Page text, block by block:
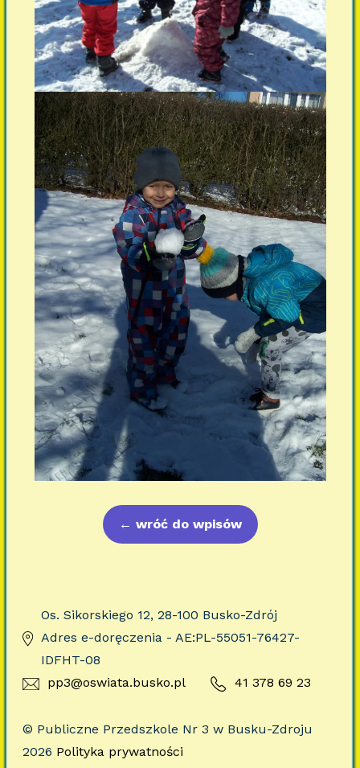
← wróć do wpisów
Os. Sikorskiego 12, 28-100 Busko-Zdrój
Adres e-doręczenia - AE:PL-55051-76427-
IDFHT-08
pp3@oswiata.busko.pl
41 378 69 23
© Publiczne Przedszkole Nr 3 w Busku-Zdroju
2026 Polityka prywatności